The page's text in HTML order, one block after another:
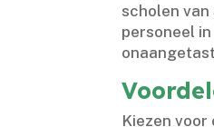
scholen
personeel
Kiezen voor